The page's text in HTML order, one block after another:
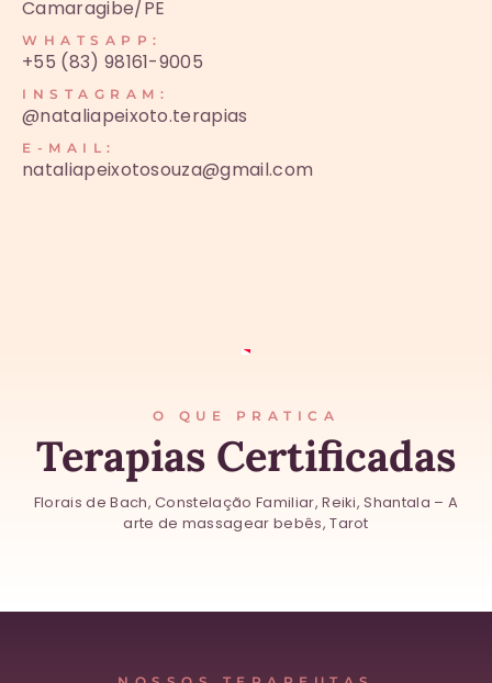
Camaragibe/PE
WHATSAPP:
+55 (83) 98161-9005
INSTAGRAM:
@nataliapeixoto.terapias
E-MAIL:
nataliapeixotosouza@gmail.com
O QUE PRATICA
Terapias Certificadas
Florais de Bach, Constelação Familiar, Reiki, Shantala – A
arte de massagear bebês, Tarot